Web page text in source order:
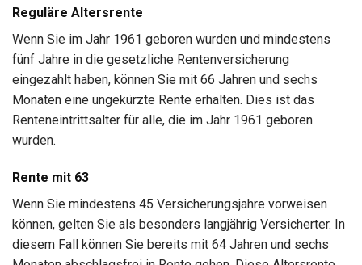
Reguläre Altersrente
Wenn Sie im Jahr 1961 geboren wurden und mindestens
fünf Jahre in die gesetzliche Rentenversicherung
eingezahlt haben, können Sie mit 66 Jahren und sechs
Monaten eine ungekürzte Rente erhalten. Dies ist das
Renteneintrittsalter für alle, die im Jahr 1961 geboren
wurden.
Rente mit 63
Wenn Sie mindestens 45 Versicherungsjahre vorweisen
können, gelten Sie als besonders langjährig Versicherter. In
diesem Fall können Sie bereits mit 64 Jahren und sechs